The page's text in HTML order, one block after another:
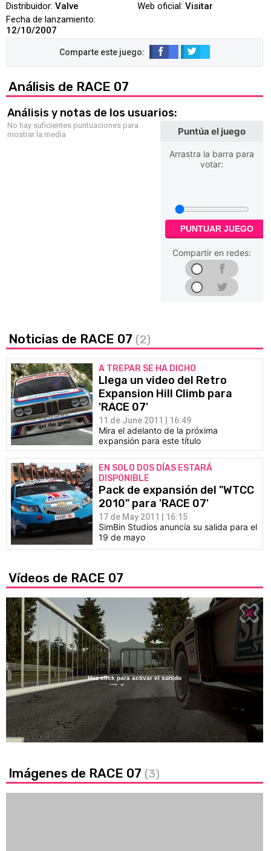
Distribuidor: Valve
Fecha de lanzamiento:
12/10/2007
Web oficial: Visitar
Análisis de RACE 07
Análisis y notas de los usuarios:
No hay suficientes puntuaciones para
mostrar la media
Puntúa el juego
Arrastra la barra para
votar:
PUNTUAR JUEGO
Compartir en redes:
Noticias de RACE 07 (2)
A TREPAR SE HA DICHO
Llega un video del Retro
Expansion Hill Climb para
'RACE 07'
11 de June 2011 | 16:49
Mira el adelanto de la próxima
expansión para este título
EN SOLO DOS DÍAS ESTARÁ
DISPONIBLE
Pack de expansión del "WTCC
2010" para 'RACE 07'
17 de May 2011 | 16:15
SimBin Studios anuncia su salida para el
19 de mayo
Vídeos de RACE 07
Unmute
41.22%
Haz click para activar el sonido
Imágenes de RACE 07 (3)